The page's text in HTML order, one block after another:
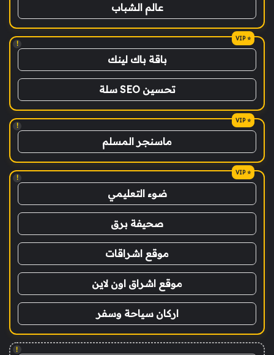
عالم الشباب
!
باقة باك لينك
تحسين SEO سلة
!
ماسنجر المسلم
!
ضوء التعليمي
صحيفة برق
موقع اشراقات
موقع اشراق اون لاين
اركان سياحة وسفر
!